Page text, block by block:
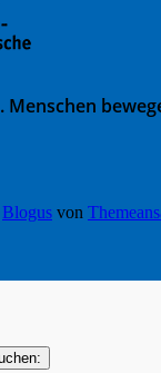
Menschen
Blogus von